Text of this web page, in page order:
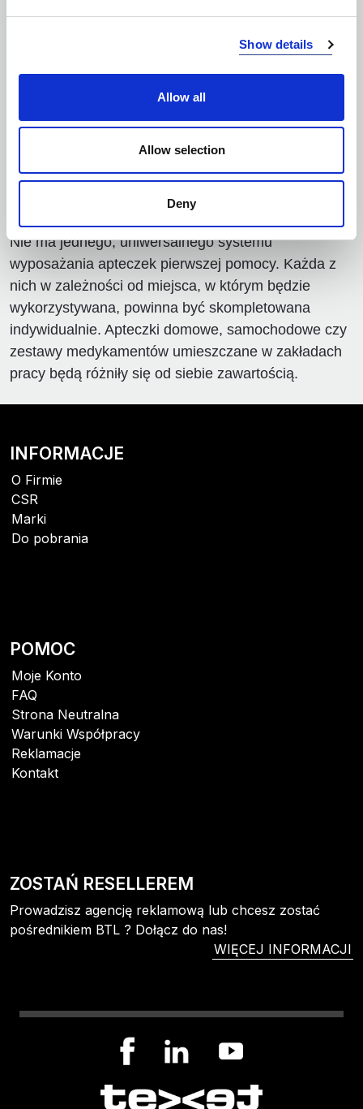
Show details
Allow all
Allow selection
Deny
chroniąca przed groźną dla życia utratą komfortu
cieplnego (srebrna strona skierowana do ciała
pacjenta ogrzewa, a skierowana na zewnątrz
wychładza),
rękawiczki jednorazowe,
nożyczki, pęseta, agrafki,
Nie ma jednego, uniwersalnego systemu
wyposażania apteczek pierwszej pomocy. Każda z
nich w zależności od miejsca, w którym będzie
wykorzystywana, powinna być skompletowana
indywidualnie. Apteczki domowe, samochodowe czy
zestawy medykamentów umieszczane w zakładach
pracy będą różniły się od siebie zawartością.
INFORMACJE
O Firmie
CSR
Marki
Do pobrania
POMOC
Moje Konto
FAQ
Strona Neutralna
Warunki Współpracy
Reklamacje
Kontakt
ZOSTAŃ RESELLEREM
Prowadzisz agencję reklamową lub chcesz zostać
pośrednikiem BTL ? Dołącz do nas!
WIĘCEJ INFORMACJI